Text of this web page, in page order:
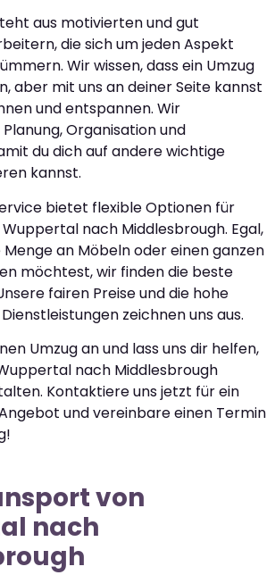
aus motivierten und gut
die sich um jeden Aspekt
Wir wissen, dass ein Umzug
aber mit uns an deiner Seite kannst
und entspannen. Wir
Organisation und
du dich auf andere wichtige
kannst.
bietet flexible Optionen für
nach Middlesbrough. Egal,
an Möbeln oder einen ganzen
möchtest, wir finden die beste
fairen Preise und die hohe
zeichnen uns aus.
Umzug an und lass uns dir helfen,
nach Middlesbrough
Kontaktiere uns jetzt für ein
und vereinbare einen Termin
von
nach